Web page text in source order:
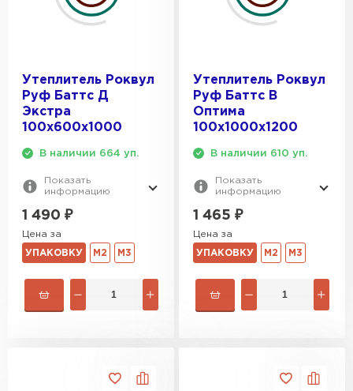
Утеплитель Роквул
Руф Баттс Д
Экстра
100х600х1000
В наличии 664 уп.
Показать
информацию
1 490 ₽
Цена за
УПАКОВКУ М2 М3
Утеплитель Роквул
Руф Баттс В
Оптима
100х1000х1200
В наличии 610 уп.
Показать
информацию
1 465 ₽
Цена за
УПАКОВКУ М2 М3